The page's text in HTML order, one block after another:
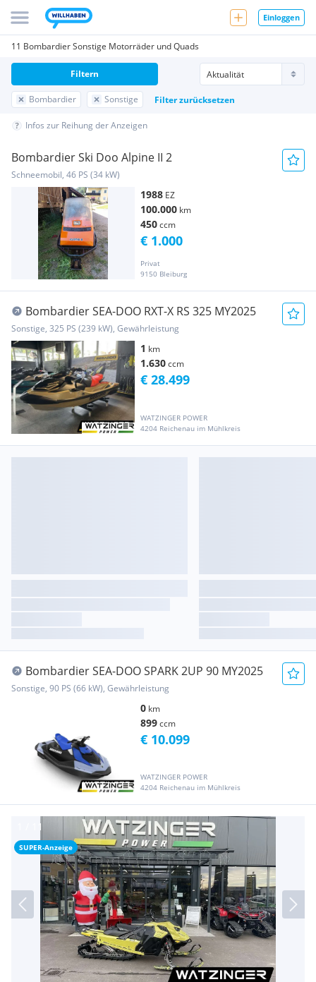
Einloggen
11 Bombardier Sonstige Motorräder und Quads
Bombardier Sonstige Filter zurücksetzen
Filtern
Infos zur Reihung der Anzeigen
Bombardier Ski Doo Alpine II 2
Schneemobil, 46 PS (34 kW)
1988 EZ
100.000 km
450ccm
Privat
9150 Bleiburg
€ 1.000
Bombardier SEA-DOO RXT-X RS 325 MY2025
Sonstige, 325 PS (239 kW), Gewährleistung
1 km
1.630ccm
WATZINGER POWER
4204 Reichenau im Mühlkreis
€ 28.499
Bombardier SEA-DOO SPARK 2UP 90 MY2025
Sonstige, 90 PS (66 kW), Gewährleistung
0 km
899ccm
WATZINGER POWER
4204 Reichenau im Mühlkreis
€ 10.099
SUPER-Anzeige